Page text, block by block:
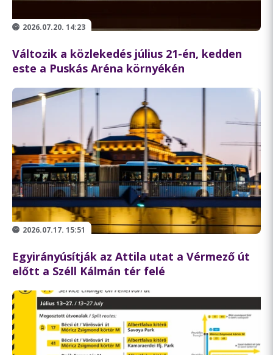
2026.07.20. 14:23
Változik a közlekedés július 21-én, kedden
este a Puskás Aréna környékén
2026.07.17. 15:51
Egyirányúsítják az Attila utat a Vérmező út
előtt a Széll Kálmán tér felé